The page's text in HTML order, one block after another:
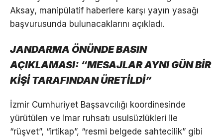
Aksay, manipülatif haberlere karşı yayın yasağı
başvurusunda bulunacaklarını açıkladı.
JANDARMA ÖNÜNDE BASIN
AÇIKLAMASI: “MESAJLAR AYNI GÜN BİR
KİŞİ TARAFINDAN ÜRETİLDİ”
İzmir Cumhuriyet Başsavcılığı koordinesinde
yürütülen ve imar ruhsatı usulsüzlükleri ile
“rüşvet”, “irtikap”, “resmi belgede sahtecilik” gibi